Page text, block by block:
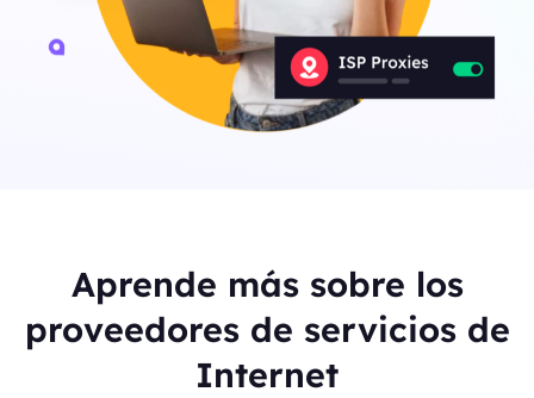
Aprende más sobre los
proveedores de servicios de
Internet